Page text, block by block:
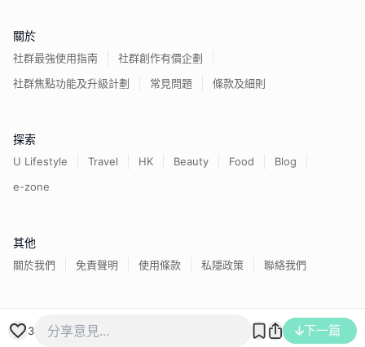
3 下一篇
關於
社群最強使用指南
社群創作有價企劃
社群焦點功能及升級計劃
常見問題 條款及細則
探索
U Lifestyle Travel HK Beauty Food
Blog
e-zone
其他
關於我們 免責聲明 使用條款 私隱政策 聯絡我們
香港經濟日報版權所有©